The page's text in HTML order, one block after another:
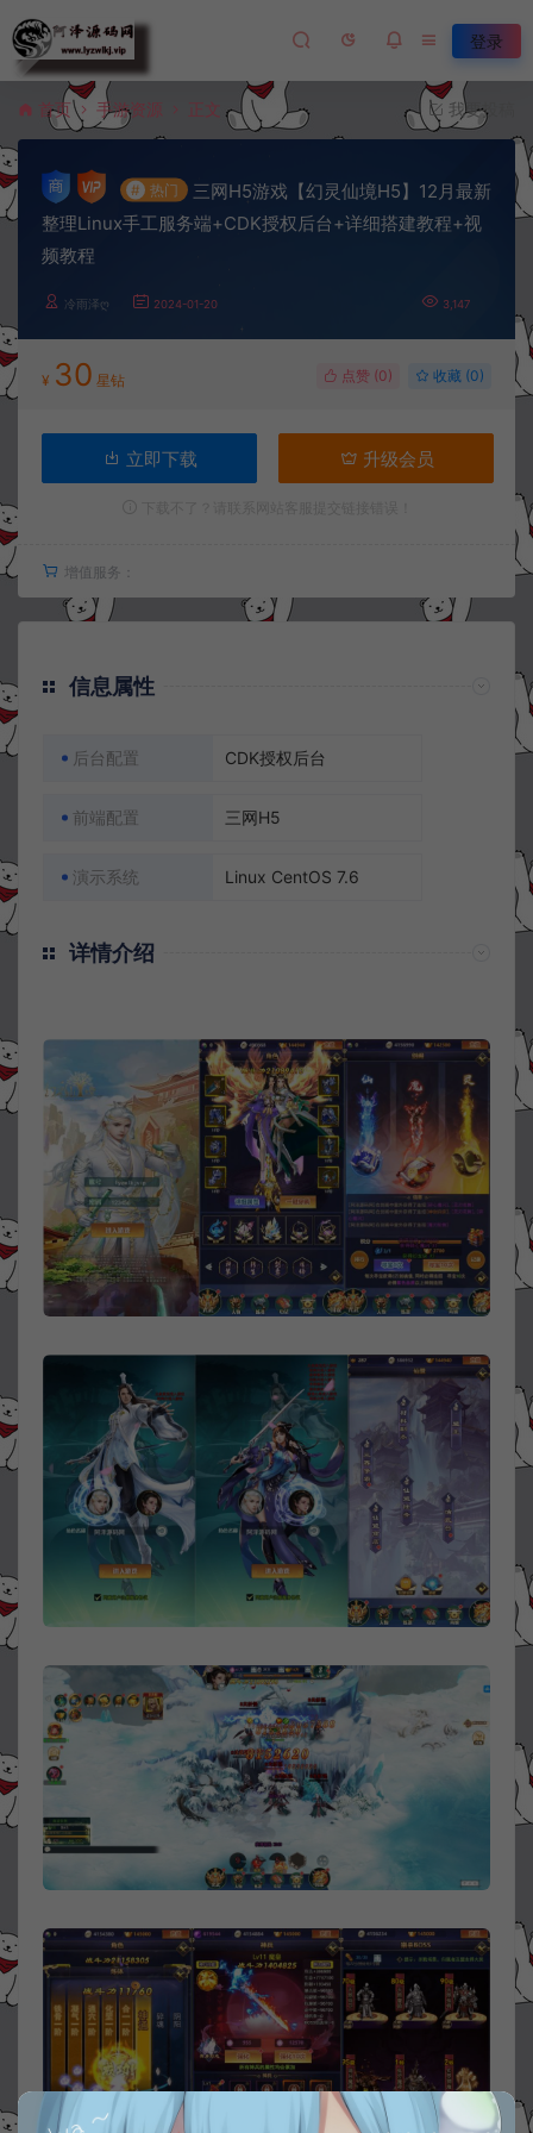
登录
首页 手游资源 正文 我要投稿
# 热门
三网H5游戏【幻灵仙境H5】12月最新
整理Linux手工服务端+CDK授权后台+详细搭建教程+视
频教程
冷雨泽ღ 2024-01-20 3,147
¥ 30 星钻 点赞 (0) 收藏 (0)
立即下载 升级会员
增值服务：
信息属性
后台配置 CDK授权后台
前端配置 三网H5
演示系统 Linux CentOS 7.6
详情介绍